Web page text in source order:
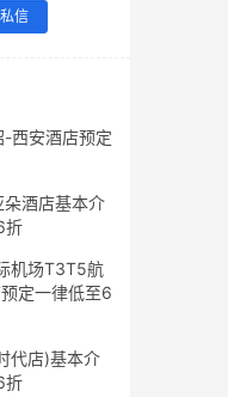
私信
西安酒店预定
酒店基本介
折
机场T3T5航
定一律低至6
代店)基本介
折